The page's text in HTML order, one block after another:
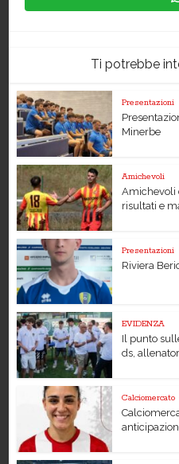
Ti potrebbe
Presentazioni
Minerbe
Amichevoli
Amichevoli
risultati e
Presentazioni
Riviera
EVIDENZA
Il punto
ds,
Calciomercato